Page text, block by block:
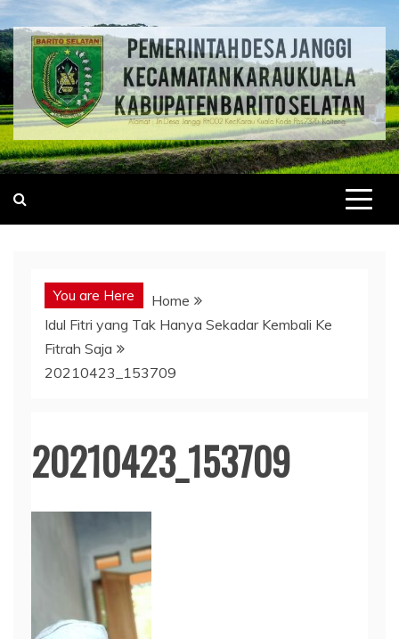
Skip
to
content
Website Desa
Kabar pembangunan desa
You are Here
Home
Idul Fitri yang Tak Hanya Sekadar Kembali Ke
Fitrah Saja
20210423_153709
20210423_153709